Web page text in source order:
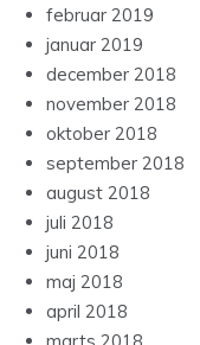
februar 2019
januar 2019
december 2018
november 2018
oktober 2018
september 2018
august 2018
juli 2018
juni 2018
maj 2018
april 2018